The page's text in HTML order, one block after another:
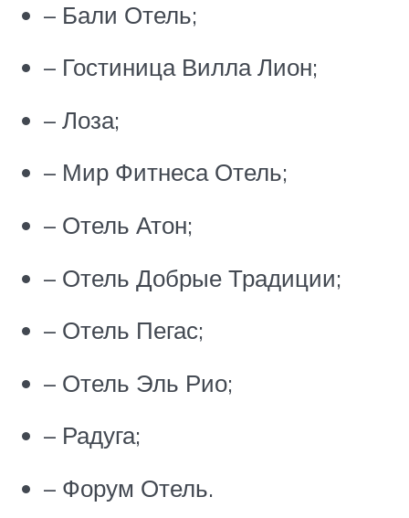
– Бали Отель;
– Гостиница Вилла Лион;
– Лоза;
– Мир Фитнеса Отель;
– Отель Атон;
– Отель Добрые Традиции;
– Отель Пегас;
– Отель Эль Рио;
– Радуга;
– Форум Отель.